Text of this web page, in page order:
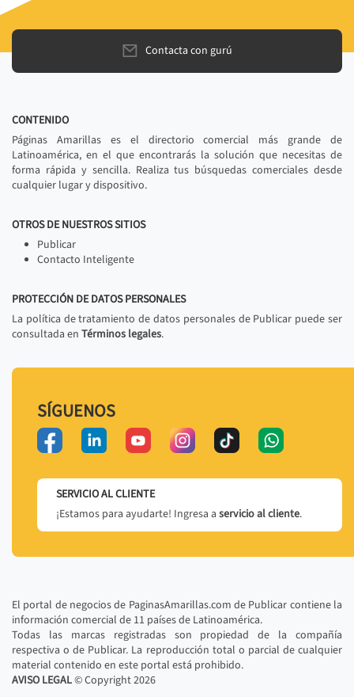
Contacta con gurú
CONTENIDO
Páginas Amarillas es el directorio comercial más grande de
Latinoamérica, en el que encontrarás la solución que necesitas de
forma rápida y sencilla. Realiza tus búsquedas comerciales desde
cualquier lugar y dispositivo.
OTROS DE NUESTROS SITIOS
Publicar
Contacto Inteligente
PROTECCIÓN DE DATOS PERSONALES
La política de tratamiento de datos personales de Publicar puede ser
consultada en Términos legales.
SÍGUENOS
SERVICIO AL CLIENTE
¡Estamos para ayudarte! Ingresa a servicio al cliente.
El portal de negocios de PaginasAmarillas.com de Publicar contiene la
información comercial de 11 países de Latinoamérica.
Todas las marcas registradas son propiedad de la compañía
respectiva o de Publicar. La reproducción total o parcial de cualquier
material contenido en este portal está prohibido.
AVISO LEGAL© Copyright2026